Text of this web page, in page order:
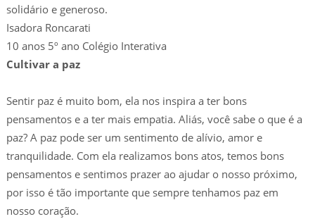
solidário e generoso.
Isadora Roncarati
10 anos 5º ano Colégio Interativa
Cultivar a paz
Sentir paz é muito bom, ela nos inspira a ter bons
pensamentos e a ter mais empatia. Aliás, você sabe o que é a
paz? A paz pode ser um sentimento de alívio, amor e
tranquilidade. Com ela realizamos bons atos, temos bons
pensamentos e sentimos prazer ao ajudar o nosso próximo,
por isso é tão importante que sempre tenhamos paz em
nosso coração.